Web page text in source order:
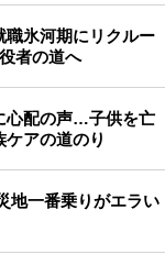
職氷河期にリクルー
者の道へ
心配の声…子供を亡
ケアの道のり
地一番乗りがエラい